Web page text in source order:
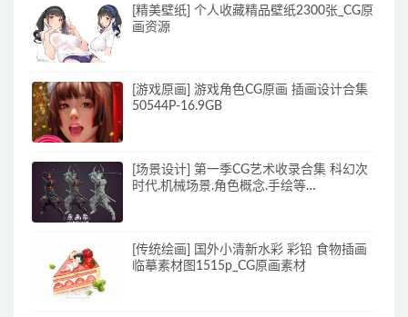
[精美壁纸] 个人收藏精品壁纸2300张_CG原
画资源
[游戏原画] 游戏角色CG原画 插画设计合集
50544P-16.9GB
[场景设计] 第一季CG艺术收录合集 科幻次
时代.机械场景.角色概念.手绘等
[传统绘画] 国外小清新水彩 彩铅 食物插画
临摹素材图1515p_CG原画素材